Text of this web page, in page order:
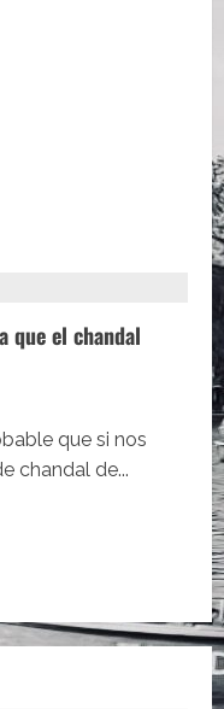
que el chandal
que si nos
chandal de...